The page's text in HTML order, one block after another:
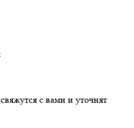
с вами и уточнят